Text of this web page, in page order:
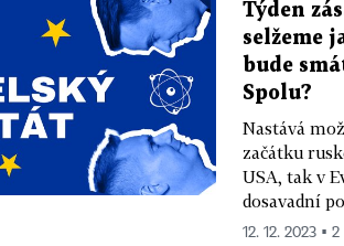
Týden
selžeme
bude
Spolu?
Nastává
začátku
USA, tak v
dosavadní
12. 12. 2023 ▪